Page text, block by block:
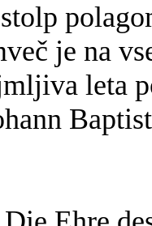
je na
leta